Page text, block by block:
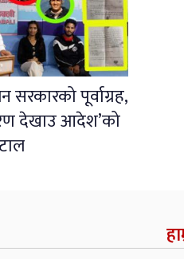
पूर्वाग्रह,
देखाउ आदेश’को